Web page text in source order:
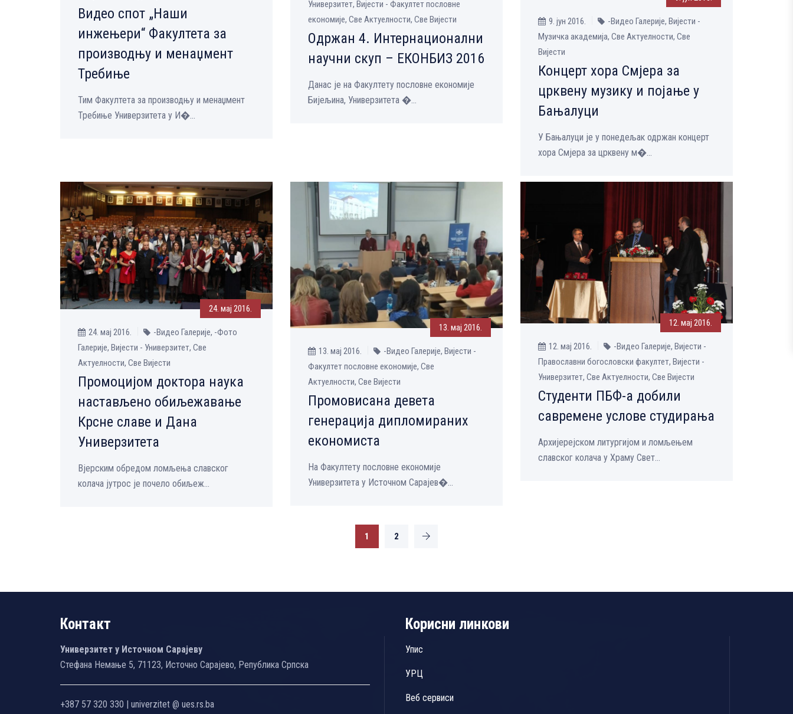
Видео спот „Наши
инжењери“ Факултета за
производњу и менаџмент
Требиње
Тим Факултета за производњу и менаџмент
Требиње Универзитета у И�...
Универзитет, Вијести - Факултет пословне
економије, Све Aктуелности, Све Вијести
Oдржан 4. Интернационални
научни скуп – ЕКОНБИЗ 2016
Данас је на Факултету пословне економије
Бијељина, Универзитета �...
9. јун 2016.
-Видео Галерије, Вијести -
Музичка aкадемија, Све Aктуелности, Све
Вијести
Концерт хора Смјера за
црквену музику и појање у
Бањалуци
У Бањалуци је у понедељак одржан концерт
хора Смјера за црквену м�...
24. мај 2016.
24. мај 2016.
-Видео Галерије, -Фото
Галерије, Вијести - Универзитет, Све
Aктуелности, Све Вијести
Промоцијом доктора наука
настављено обиљежавање
Крсне славе и Дана
Универзитета
Вјерским обредом ломљења славског
колача јутрос је почело обиљеж...
13. мај 2016.
13. мај 2016.
-Видео Галерије, Вијести -
Факултет пословне економије, Све
Aктуелности, Све Вијести
Промовисана девета
генерација дипломираних
економиста
На Факултету пословне економије
Универзитета у Источном Сарајев�...
12. мај 2016.
12. мај 2016.
-Видео Галерије, Вијести -
Православни богословски факултет, Вијести -
Универзитет, Све Aктуелности, Све Вијести
Студенти ПБФ-а добили
савремене услове студирања
Архијерејском литургијом и ломљењем
славског колача у Храму Свет...
1 2
Контакт
Универзитет у Источном Сарајеву
Стефана Немање 5, 71123, Источно Сарајево, Република Српска
+387 57 320 330 | univerzitet @ ues.rs.ba
Корисни линкови
Упис
УРЦ
Веб сервиси